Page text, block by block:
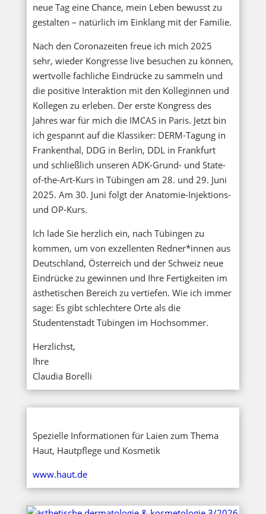
neue Tag eine Chance, mein Leben bewusst zu
gestalten – natürlich im Einklang mit der Familie.
Nach den Coronazeiten freue ich mich 2025
sehr, wieder Kongresse live besuchen zu können,
wertvolle fachliche Eindrücke zu sammeln und
die positive Interaktion mit den Kolleginnen und
Kollegen zu erleben. Der erste Kongress des
Jahres war für mich die IMCAS in Paris. Jetzt bin
ich gespannt auf die Klassiker: DERM-Tagung in
Frankenthal, DDG in Berlin, DDL in Frankfurt
und schließlich unseren ADK-Grund- und State-
of-the-Art-Kurs in Tübingen am 28. und 29. Juni
2025. Am 30. Juni folgt der Anatomie-Injektions-
und OP-Kurs.
Ich lade Sie herzlich ein, nach Tübingen zu
kommen, um von exzellenten Redner*innen aus
Deutschland, Österreich und der Schweiz neue
Eindrücke zu gewinnen und Ihre Fertigkeiten im
ästhetischen Bereich zu vertiefen. Wie ich immer
sage: Es gibt schlechtere Orte als die
Studentenstadt Tübingen im Hochsommer.
Herzlichst,
Ihre
Claudia Borelli
Spezielle Informationen für Laien zum Thema
Haut, Hautpflege und Kosmetik
www.haut.de